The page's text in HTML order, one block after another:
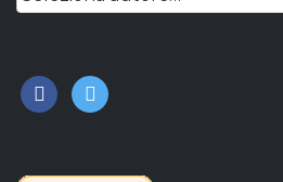
facebook
twitter